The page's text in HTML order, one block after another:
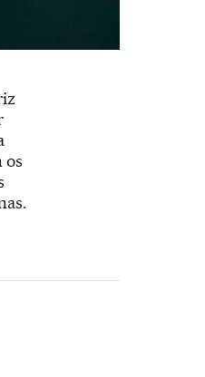
os